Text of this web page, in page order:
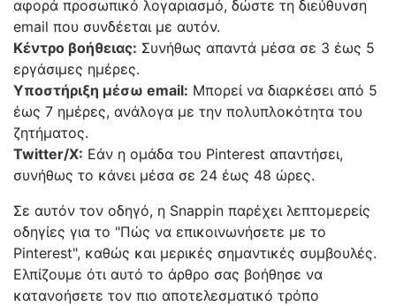
αφορά προσωπικό λογαριασμό, δώστε τη διεύθυνση
email που συνδέεται με αυτόν.
Κέντρο βοήθειας: Συνήθως απαντά μέσα σε 3 έως 5
εργάσιμες ημέρες.
Υποστήριξη μέσω email: Μπορεί να διαρκέσει από 5
έως 7 ημέρες, ανάλογα με την πολυπλοκότητα του
ζητήματος.
Twitter/X: Εάν η ομάδα του Pinterest απαντήσει,
συνήθως το κάνει μέσα σε 24 έως 48 ώρες.
Σε αυτόν τον οδηγό, η Snappin παρέχει λεπτομερείς
οδηγίες για το "Πώς να επικοινωνήσετε με το
Pinterest", καθώς και μερικές σημαντικές συμβουλές.
Ελπίζουμε ότι αυτό το άρθρο σας βοήθησε να
κατανοήσετε τον πιο αποτελεσματικό τρόπο